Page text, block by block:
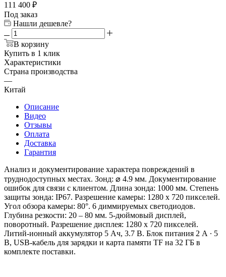
111 400 ₽
Под заказ
Нашли дешевле?
В корзину
Купить в 1 клик
Характеристики
Страна производства
—
Китай
Описание
Видео
Отзывы
Оплата
Доставка
Гарантия
Анализ и документирование характера повреждений в
труднодоступных местах. Зонд: ⌀ 4.9 мм. Документирование
ошибок для связи с клиентом. Длина зонда: 1000 мм. Степень
защиты зонда: IP67. Разрешение камеры: 1280 x 720 пикселей.
Угол обзора камеры: 80°. 6 диммируемых светодиодов.
Глубина резкости: 20 – 80 мм. 5-дюймовый дисплей,
поворотный. Разрешение дисплея: 1280 x 720 пикселей.
Литий-ионный аккумулятор 5 Ач, 3.7 В. Блок питания 2 А ∙ 5
В, USB-кабель для зарядки и карта памяти TF на 32 ГБ в
комплекте поставки.